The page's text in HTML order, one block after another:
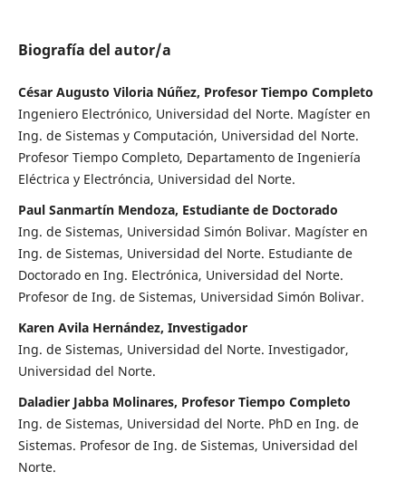
Biografía del autor/a
César Augusto Viloria Núñez, Profesor Tiempo Completo
Ingeniero Electrónico, Universidad del Norte. Magíster en
Ing. de Sistemas y Computación, Universidad del Norte.
Profesor Tiempo Completo, Departamento de Ingeniería
Eléctrica y Electróncia, Universidad del Norte.
Paul Sanmartín Mendoza, Estudiante de Doctorado
Ing. de Sistemas, Universidad Simón Bolivar. Magíster en
Ing. de Sistemas, Universidad del Norte. Estudiante de
Doctorado en Ing. Electrónica, Universidad del Norte.
Profesor de Ing. de Sistemas, Universidad Simón Bolivar.
Karen Avila Hernández, Investigador
Ing. de Sistemas, Universidad del Norte. Investigador,
Universidad del Norte.
Daladier Jabba Molinares, Profesor Tiempo Completo
Ing. de Sistemas, Universidad del Norte. PhD en Ing. de
Sistemas. Profesor de Ing. de Sistemas, Universidad del
Norte.